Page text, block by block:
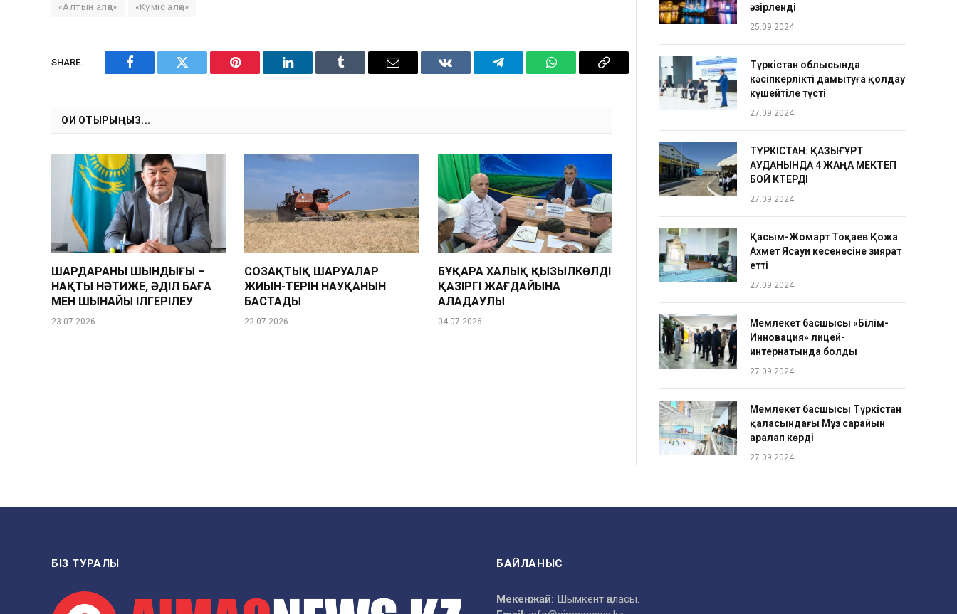
«Алтын алқа» «Күміс алқа»
SHARE.
Facebook Twitter Pinterest LinkedIn Tumblr Email VKontakteTelegram WhatsAppCopy
ОҚИ ОТЫРЫҢЫЗ...
ШАРДАРАНЫҢ ШЫНДЫҒЫ –
НАҚТЫ НӘТИЖЕ, ӘДІЛ БАҒА
МЕН ШЫНАЙЫ ІЛГЕРІЛЕУ
23.07.2026
СОЗАҚТЫҚ ШАРУАЛАР
ЖИЫН-ТЕРІН НАУҚАНЫН
БАСТАДЫ
22.07.2026
БҰҚАРА ХАЛЫҚ ҚЫЗЫЛКӨЛДІҢ
ҚАЗІРГІ ЖАҒДАЙЫНА
АЛАҢДАУЛЫ
04.07.2026
әзірленді
25.09.2024
Түркістан облысында
кәсіпкерлікті дамытуға қолдау
күшейтіле түсті
27.09.2024
ТҮРКІСТАН: ҚАЗЫҒҰРТ
АУДАНЫНДА 4 ЖАҢА МЕКТЕП
БОЙ КӨТЕРДІ
27.09.2024
Қасым-Жомарт Тоқаев Қожа
Ахмет Ясауи кесенесіне зиярат
етті
27.09.2024
Мемлекет басшысы «Білім-
Инновация» лицей-
интернатында болды
27.09.2024
Мемлекет басшысы Түркістан
қаласындағы Мұз сарайын
аралап көрді
27.09.2024
БІЗ ТУРАЛЫ БАЙЛАНЫС
Мекенжай: Шымкент қаласы.